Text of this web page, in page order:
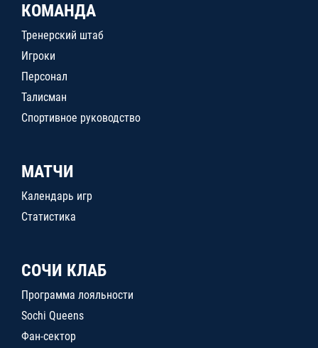
КОМАНДА
Тренерский штаб
Игроки
Персонал
Талисман
Спортивное руководство
МАТЧИ
Календарь игр
Статистика
СОЧИ КЛАБ
Программа лояльности
Sochi Queens
Фан-сектор